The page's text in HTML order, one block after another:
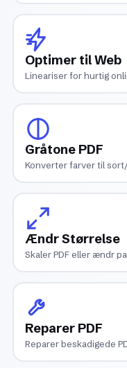
Optimer til Web
Lineariser for hurtig
Gråtone PDF
Konverter farver til
Ændr Størrelse
Skaler PDF eller ændr
Reparer PDF
Reparer beskadigede